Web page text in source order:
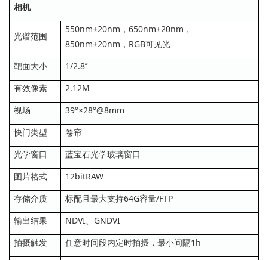
相机
光谱范围
550nm±20nm，650nm±20nm，
850nm±20nm，RGB可见光
靶面大小
1/2.8’’
有效像素
2.12M
视场
39°×28°@8mm
快门类型
卷帘
光学窗口
蓝宝石光学玻璃窗口
图片格式
12bitRAW
存储介质
标配且最大支持64G容量/FTP
输出结果
NDVI、GNDVI
拍摄触发
任意时间段内定时拍摄，最小间隔1h